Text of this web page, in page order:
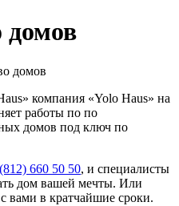
домов
домов
компания «Yolo Haus» на
работы по по
домов под ключ по
660 50 50, и специалисты
дом вашей мечты. Или
вами в кратчайшие сроки.